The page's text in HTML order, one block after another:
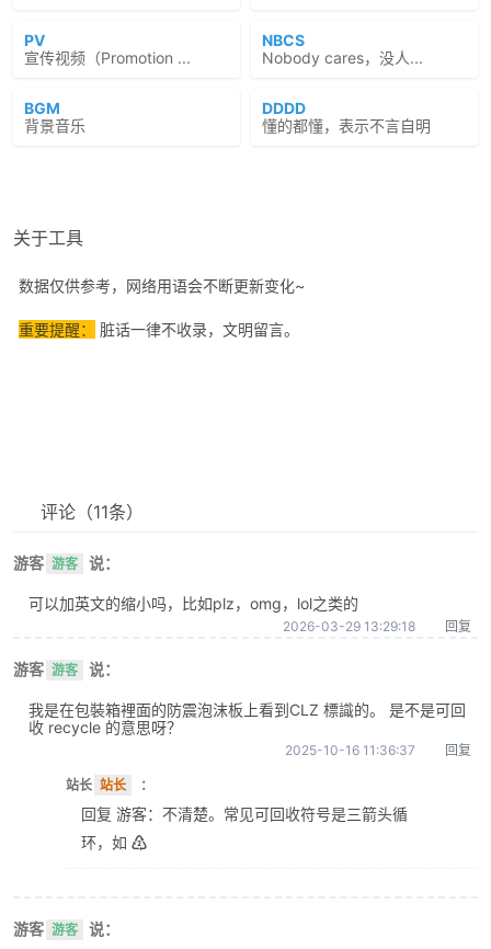
PV
宣传视频（Promotion ...
NBCS
Nobody cares，没人...
BGM
背景音乐
DDDD
懂的都懂，表示不言自明
关于工具
数据仅供参考，网络用语会不断更新变化~
重要提醒： 脏话一律不收录，文明留言。
评论 （11条）
游客 游客 说：
可以加英文的缩小吗，比如plz，omg，lol之类的
2026-03-29 13:29:18 回复
游客 游客 说：
我是在包裝箱裡面的防震泡沫板上看到CLZ 標識的。 是不是可回
收 recycle 的意思呀？
2025-10-16 11:36:37 回复
站长 站长 ：
回复 游客：不清楚。常见可回收符号是三箭头循
环，如 ♴
游客 游客 说：